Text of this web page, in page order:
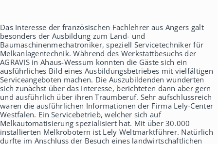
Das Interesse der französischen Fachlehrer aus Angers galt
besonders der Ausbildung zum Land- und
Baumaschinenmechatroniker, speziell Servicetechniker für
Melkanlagentechnik. Während des Werkstattbesuchs der
AGRAVIS in Ahaus-Wessum konnten die Gäste sich ein
ausführliches Bild eines Ausbildungsbetriebes mit vielfältigen
Serviceangeboten machen. Die Auszubildenden wunderten
sich zunächst über das Interesse, berichteten dann aber gern
und ausführlich über ihren Traumberuf. Sehr aufschlussreich
waren die ausführlichen Informationen der Firma Lely-Center
Westfalen. Ein Servicebetrieb, welcher sich auf
Melkautomatisierung spezialisiert hat. Mit über 30.000
installierten Melkrobotern ist Lely Weltmarktführer. Natürlich
durfte im Anschluss der Besuch eines landwirtschaftlichen